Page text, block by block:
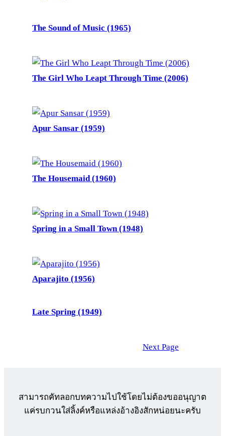
The Sound of Music (1965)
The Girl Who Leapt Through Time (2006)
Apur Sansar (1959)
The Housemaid (1960)
Spring in a Small Town (1948)
Aparajito (1956)
Late Spring (1949)
Next Page
สามารถคัทลอกบทความไปใช้โดยไม่ต้องขออนุญาต
แค่รบกวนใส่ลิ้งค์หรือแหล่งอ้างอิงสักหน่อยนะครับ